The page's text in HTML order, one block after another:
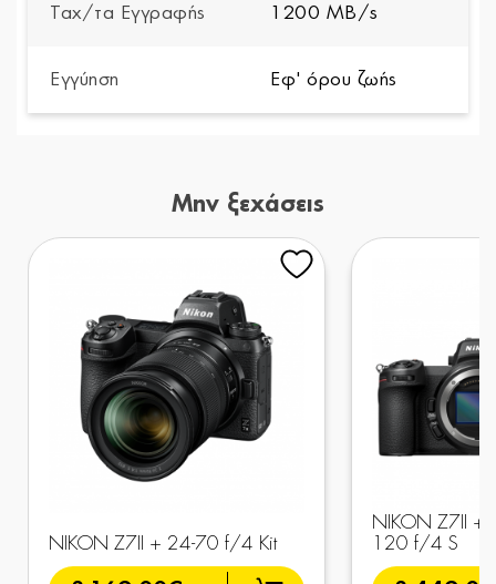
Ταχ/τα Εγγραφής 1200 MB/s
Εγγύηση Εφ' όρου ζωής
Μην ξεχάσεις
NIKON Z7II + 24-70 f/4 Kit
NIKON Z7II +
120 f/4 S